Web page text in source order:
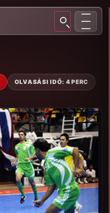
OLVASÁSI IDŐ: 4 PERC